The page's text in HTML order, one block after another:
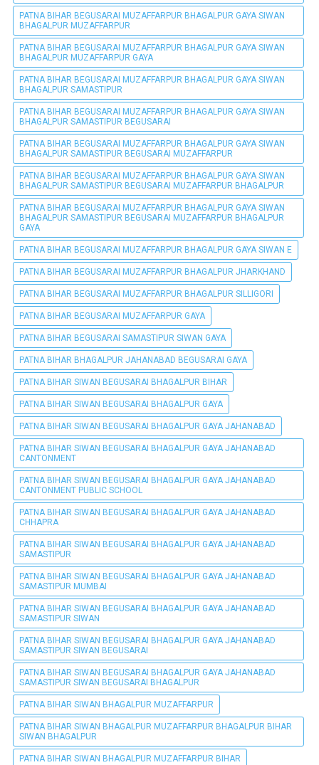
PATNA BIHAR BEGUSARAI MUZAFFARPUR BHAGALPUR GAYA SIWAN
BHAGALPUR MUZAFFARPUR
PATNA BIHAR BEGUSARAI MUZAFFARPUR BHAGALPUR GAYA SIWAN
BHAGALPUR MUZAFFARPUR GAYA
PATNA BIHAR BEGUSARAI MUZAFFARPUR BHAGALPUR GAYA SIWAN
BHAGALPUR SAMASTIPUR
PATNA BIHAR BEGUSARAI MUZAFFARPUR BHAGALPUR GAYA SIWAN
BHAGALPUR SAMASTIPUR BEGUSARAI
PATNA BIHAR BEGUSARAI MUZAFFARPUR BHAGALPUR GAYA SIWAN
BHAGALPUR SAMASTIPUR BEGUSARAI MUZAFFARPUR
PATNA BIHAR BEGUSARAI MUZAFFARPUR BHAGALPUR GAYA SIWAN
BHAGALPUR SAMASTIPUR BEGUSARAI MUZAFFARPUR BHAGALPUR
PATNA BIHAR BEGUSARAI MUZAFFARPUR BHAGALPUR GAYA SIWAN
BHAGALPUR SAMASTIPUR BEGUSARAI MUZAFFARPUR BHAGALPUR
GAYA
PATNA BIHAR BEGUSARAI MUZAFFARPUR BHAGALPUR GAYA SIWAN E
PATNA BIHAR BEGUSARAI MUZAFFARPUR BHAGALPUR JHARKHAND
PATNA BIHAR BEGUSARAI MUZAFFARPUR BHAGALPUR SILLIGORI
PATNA BIHAR BEGUSARAI MUZAFFARPUR GAYA
PATNA BIHAR BEGUSARAI SAMASTIPUR SIWAN GAYA
PATNA BIHAR BHAGALPUR JAHANABAD BEGUSARAI GAYA
PATNA BIHAR SIWAN BEGUSARAI BHAGALPUR BIHAR
PATNA BIHAR SIWAN BEGUSARAI BHAGALPUR GAYA
PATNA BIHAR SIWAN BEGUSARAI BHAGALPUR GAYA JAHANABAD
PATNA BIHAR SIWAN BEGUSARAI BHAGALPUR GAYA JAHANABAD
CANTONMENT
PATNA BIHAR SIWAN BEGUSARAI BHAGALPUR GAYA JAHANABAD
CANTONMENT PUBLIC SCHOOL
PATNA BIHAR SIWAN BEGUSARAI BHAGALPUR GAYA JAHANABAD
CHHAPRA
PATNA BIHAR SIWAN BEGUSARAI BHAGALPUR GAYA JAHANABAD
SAMASTIPUR
PATNA BIHAR SIWAN BEGUSARAI BHAGALPUR GAYA JAHANABAD
SAMASTIPUR MUMBAI
PATNA BIHAR SIWAN BEGUSARAI BHAGALPUR GAYA JAHANABAD
SAMASTIPUR SIWAN
PATNA BIHAR SIWAN BEGUSARAI BHAGALPUR GAYA JAHANABAD
SAMASTIPUR SIWAN BEGUSARAI
PATNA BIHAR SIWAN BEGUSARAI BHAGALPUR GAYA JAHANABAD
SAMASTIPUR SIWAN BEGUSARAI BHAGALPUR
PATNA BIHAR SIWAN BHAGALPUR MUZAFFARPUR
PATNA BIHAR SIWAN BHAGALPUR MUZAFFARPUR BHAGALPUR BIHAR
SIWAN BHAGALPUR
PATNA BIHAR SIWAN BHAGALPUR MUZAFFARPUR BIHAR